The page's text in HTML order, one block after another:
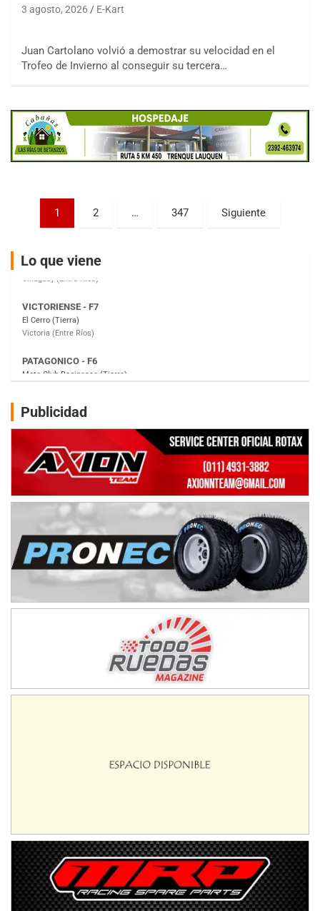
3 agosto, 2026 E-Kart
Juan Cartolano volvió a demostrar su velocidad en el
Trofeo de Invierno al conseguir su tercera…
Paginación
entradas
1 2 … 347 Siguiente
Lo que viene
08/09-AGO
KDO - F6
Ciudad de Trenque Lauquen (Asfalto)
Trenque Lauquen (Buenos Aires)
Parque de la Velocidad (Asfalto)
Villaguay (Entre Ríos)
El Cerro (Tierra)
Victoria (Entre Ríos)
Moto Club Reginense (Tierra)
Gral. E. Godoy (Río Negro)
Juventud Unida (Tierra)
Humboldt (Santa Fe)
Ciudad de Avellaneda (Asfalto)
Avellaneda (Santa Fe)
SUR SANTAFESINO - F4
José Samuel Sánchez (Tierra)
TUCUMANO - F5
Juan Navarro (Asfalto)
El Timbó (Tucumán)
COBERTURA ESPECIAL DE E-KART.COM.AR
08/09-AGO
IAME SERIES ARGENTINA 6
Ciudad de Trenque Lauquen (Asfalto)
Moto Club Reginense (Tierra)
Gral. E. Godoy (Río Negro)
CSK - F7
Juventud Unida (Tierra)
Humboldt (Santa Fe)
Publicidad